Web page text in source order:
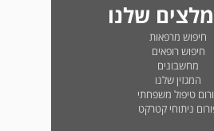
שלנו
חיפוש מרפאות
חיפוש רופאים
מחשבונים
המגזין שלנו
טיפול משפחתי
ניתוחי קטרקט